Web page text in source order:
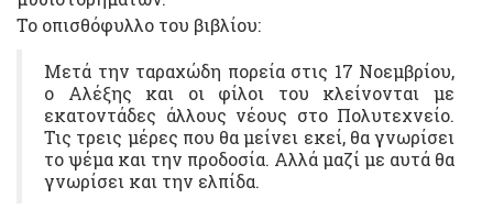
Το οπισθόφυλλο του βιβλίου:
Μετά την ταραχώδη πορεία στις 17 Νοεμβρίου,
ο Αλέξης και οι φίλοι του κλείνονται με
εκατοντάδες άλλους νέους στο Πολυτεχνείο.
Τις τρεις μέρες που θα μείνει εκεί, θα γνωρίσει
το ψέμα και την προδοσία. Αλλά μαζί με αυτά θα
γνωρίσει και την ελπίδα.